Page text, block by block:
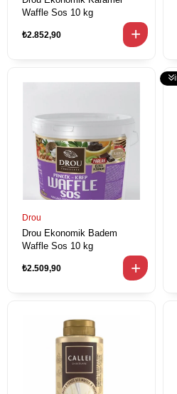
Waffle Sos 10 kg
₺2.852,90
Drou
Drou Ekonomik Badem
Waffle Sos 10 kg
₺2.509,90